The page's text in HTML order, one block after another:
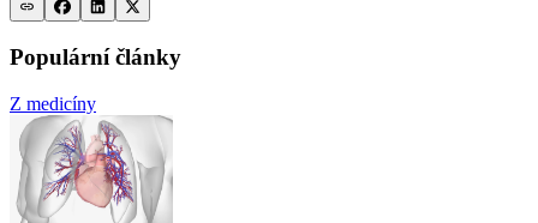
Populární články
Z medicíny